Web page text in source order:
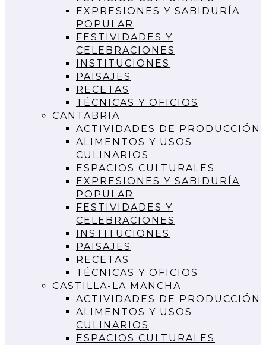
EXPRESIONES Y SABIDURÍA
POPULAR
FESTIVIDADES Y
CELEBRACIONES
INSTITUCIONES
PAISAJES
RECETAS
TÉCNICAS Y OFICIOS
CANTABRIA
ACTIVIDADES DE PRODUCCIÓN
ALIMENTOS Y USOS
CULINARIOS
ESPACIOS CULTURALES
EXPRESIONES Y SABIDURÍA
POPULAR
FESTIVIDADES Y
CELEBRACIONES
INSTITUCIONES
PAISAJES
RECETAS
TÉCNICAS Y OFICIOS
CASTILLA-LA MANCHA
ACTIVIDADES DE PRODUCCIÓN
ALIMENTOS Y USOS
CULINARIOS
ESPACIOS CULTURALES